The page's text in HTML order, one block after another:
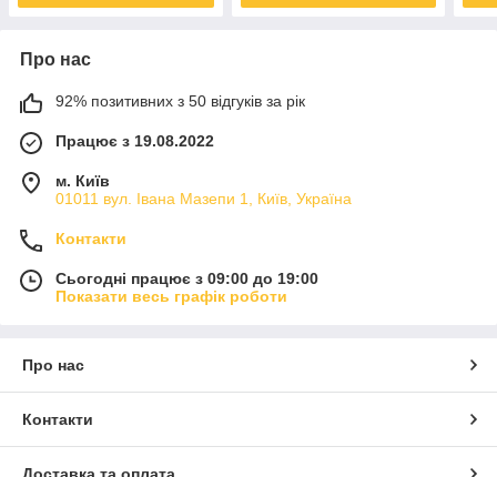
Про нас
92% позитивних з 50 відгуків за рік
Працює з 19.08.2022
м. Київ
01011 вул. Івана Мазепи 1, Київ, Україна
Контакти
Сьогодні працює з 09:00 до 19:00
Показати весь графік роботи
Про нас
Контакти